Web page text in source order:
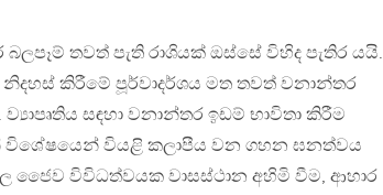
තවත් පැති රාශියක් ඔස්සේ විහිද පැතිර යයි.
නිදහස් කිරීමේ පූර්වාදර්ශය මත තවත් වනාන්තර
සඳහා වනාන්තර ඉඩම් භාවිතා කිරීම
විශේෂයෙන් වියළි කලාපීය වන ගහන ඝනත්වය
ජෛව විවිධත්වයක වාසස්ථාන අහිමි වීම, ආහාර